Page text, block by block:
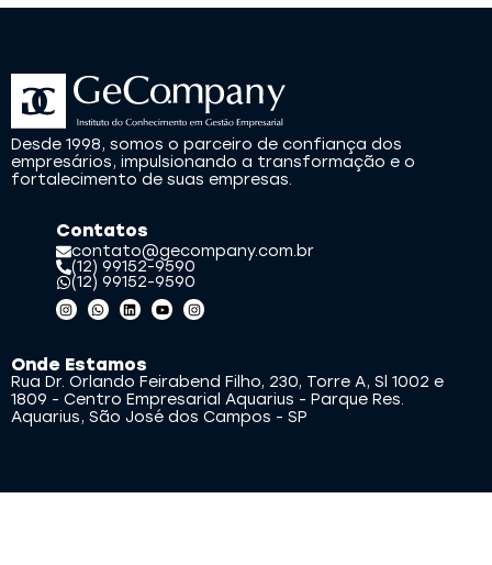
Desde 1998, somos o parceiro de confiança dos
empresários, impulsionando a transformação e o
fortalecimento de suas empresas.
Contatos
contato@gecompany.com.br
(12) 99152-9590
(12) 99152-9590
Onde Estamos
Rua Dr. Orlando Feirabend Filho, 230, Torre A, Sl 1002 e
1809 - Centro Empresarial Aquarius - Parque Res.
Aquarius, São José dos Campos - SP